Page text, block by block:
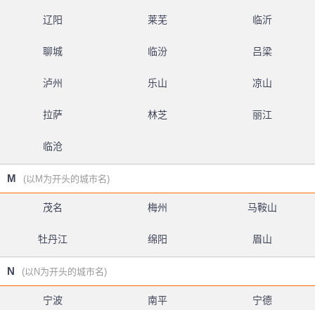
辽阳 莱芜 临沂
聊城 临汾 吕梁
泸州 乐山 凉山
拉萨 林芝 丽江
临沧
M (以M为开头的城市名)
茂名 梅州 马鞍山
牡丹江 绵阳 眉山
N (以N为开头的城市名)
宁波 南平 宁德